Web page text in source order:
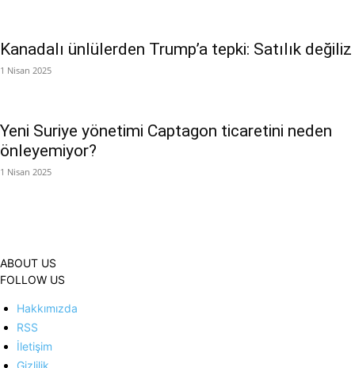
Kanadalı ünlülerden Trump’a tepki: Satılık değiliz
1 Nisan 2025
Yeni Suriye yönetimi Captagon ticaretini neden
önleyemiyor?
1 Nisan 2025
ABOUT US
FOLLOW US
Hakkımızda
RSS
İletişim